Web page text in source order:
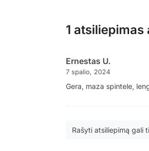
1 atsiliepimas
Ernestas U.
7 spalio, 2024
Gera, maza spintele,
Rašyti atsiliepimą gali